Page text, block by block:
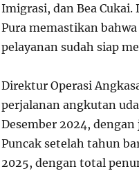
Imigrasi, dan Bea
Pura memastikan
pelayanan sudah siap
Direktur Operasi
perjalanan angkutan
Desember 2024,
Puncak setelah tahun
2025, dengan total